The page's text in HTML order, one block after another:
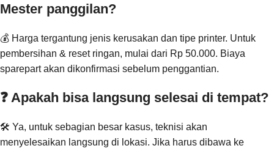
Mester panggilan?
💰 Harga tergantung jenis kerusakan dan tipe printer. Untuk
pembersihan & reset ringan, mulai dari Rp 50.000. Biaya
sparepart akan dikonfirmasi sebelum penggantian.
❓ Apakah bisa langsung selesai di tempat?
🛠️ Ya, untuk sebagian besar kasus, teknisi akan
menyelesaikan langsung di lokasi. Jika harus dibawa ke